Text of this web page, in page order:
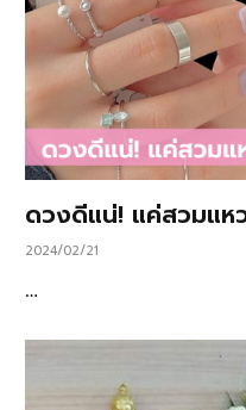
ดวงดีแน่! แค่สวมแห
2024/02/21
…